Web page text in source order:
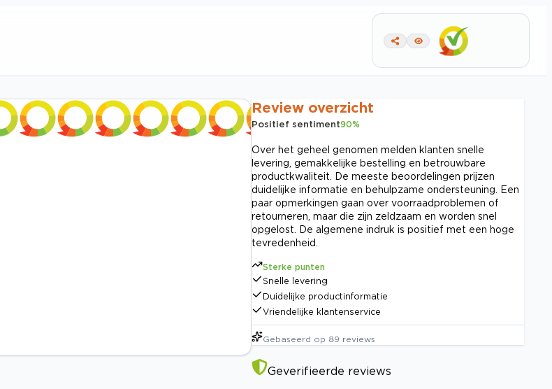
Review overzicht
Positief sentiment90%
Over het geheel genomen melden klanten snelle
levering, gemakkelijke bestelling en betrouwbare
productkwaliteit. De meeste beoordelingen prijzen
duidelijke informatie en behulpzame ondersteuning. Een
paar opmerkingen gaan over voorraadproblemen of
retourneren, maar die zijn zeldzaam en worden snel
opgelost. De algemene indruk is positief met een hoge
tevredenheid.
Sterke punten
Snelle levering
Duidelijke productinformatie
Vriendelijke klantenservice
Gebaseerd op 89 reviews
Geverifieerde reviews